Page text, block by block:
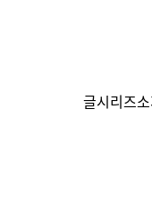
글시리즈